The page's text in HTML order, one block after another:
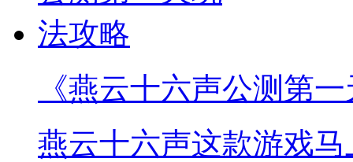
《燕云十六声公测第
燕云十六声这款游戏